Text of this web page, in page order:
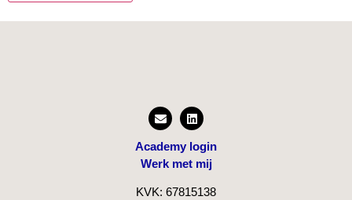
Academy login
Werk met mij
KVK: 67815138